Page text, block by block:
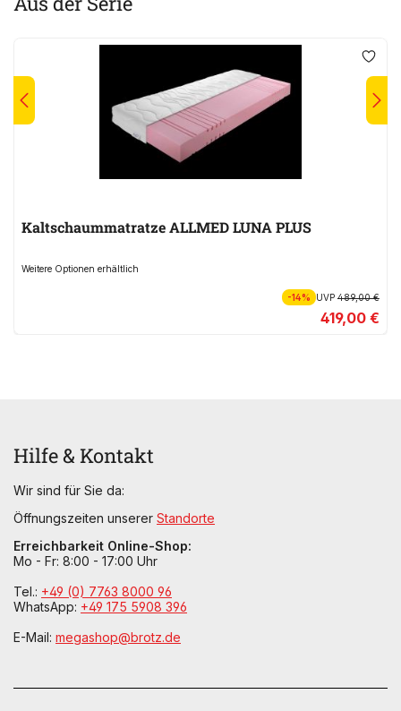
Kaltschaummatratze ALLMED LUNA PLUS
Weitere Optionen erhältlich
-14% UVP489,00 €
419,00 €
Hilfe & Kontakt
Wir sind für Sie da:
Öffnungszeiten unserer Standorte
Erreichbarkeit Online-Shop:
Mo - Fr: 8:00 - 17:00 Uhr
Tel.: +49 (0) 7763 8000 96
WhatsApp: +49 175 5908 396
E-Mail: megashop@brotz.de